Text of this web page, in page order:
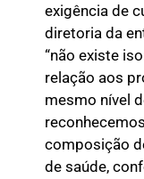
exigência de
diretoria da
“não existe
relação aos
mesmo nível
composição
de saúde,